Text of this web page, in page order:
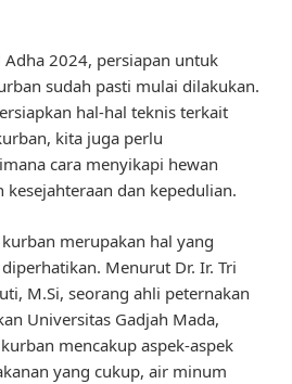
2024, persiapan untuk
sudah pasti mulai dilakukan.
hal-hal teknis terkait
kita juga perlu
cara menyikapi hewan
dan kepedulian.
merupakan hal yang
Menurut Dr. Ir. Tri
M.Si, seorang ahli peternakan
Universitas Gadjah Mada,
mencakup aspek-aspek
yang cukup, air minum